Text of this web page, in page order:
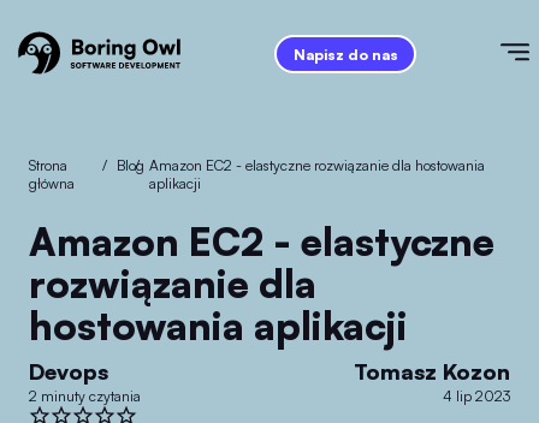
Napisz do nas
Strona
główna
/ Blog
/ Amazon EC2 - elastyczne rozwiązanie dla hostowania
aplikacji
Amazon EC2 - elastyczne
rozwiązanie dla
hostowania aplikacji
Devops
2 minuty czytania
Tomasz Kozon
4 lip 2023